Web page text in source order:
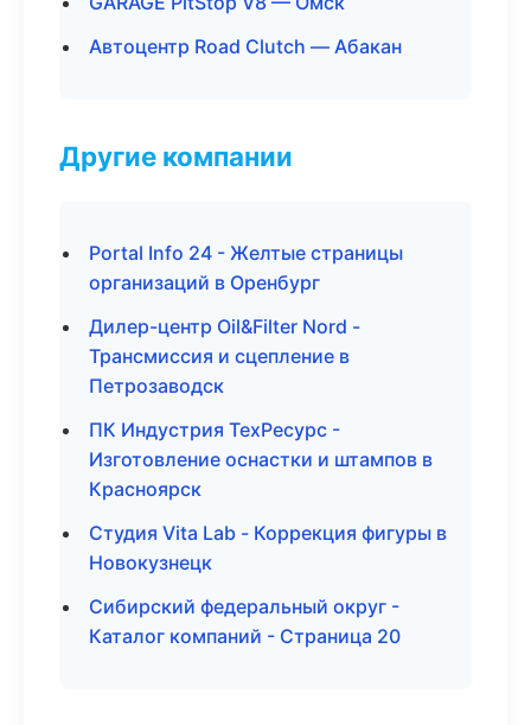
Автоцентр Road Clutch — Абакан
Другие компании
Portal Info 24 - Желтые страницы
организаций в Оренбург
Дилер-центр Oil&Filter Nord -
Трансмиссия и сцепление в
Петрозаводск
ПК Индустрия ТехРесурс -
Изготовление оснастки и штампов в
Красноярск
Студия Vita Lab - Коррекция фигуры в
Новокузнецк
Сибирский федеральный округ -
Каталог компаний - Страница 20